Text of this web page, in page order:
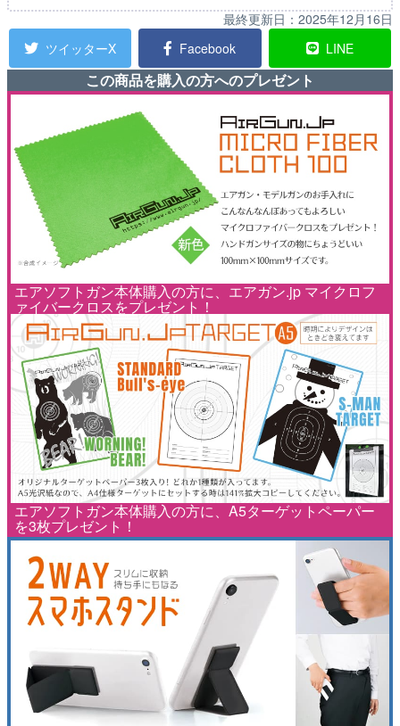
最終更新日： 2025年12月16日
ツイッターX
Facebook LINE
この商品を購入の方へのプレゼント
エアソフトガン本体購入の方に、エアガン.jp マイクロフ
ァイバークロスをプレゼント！
エアソフトガン本体購入の方に、A5ターゲットペーパー
を3枚プレゼント！